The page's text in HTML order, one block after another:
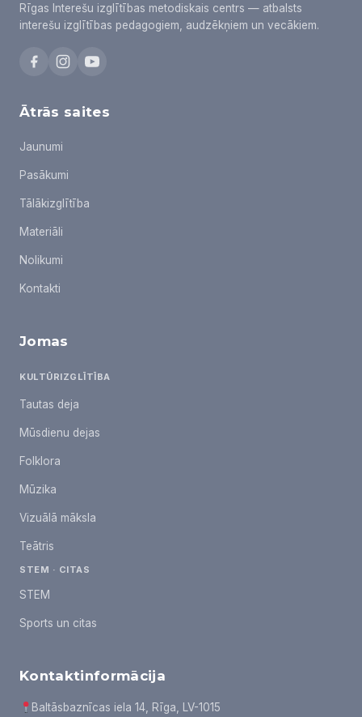
Rīgas Interešu izglītības metodiskais centrs — atbalsts
interešu izglītības pedagogiem, audzēkņiem un vecākiem.
Ātrās saites
Jaunumi
Pasākumi
Tālākizglītība
Materiāli
Nolikumi
Kontakti
Jomas
KULTŪRIZGLĪTĪBA
Tautas deja
Mūsdienu dejas
Folklora
Mūzika
Vizuālā māksla
Teātris
STEM · CITAS
STEM
Sports un citas
Kontaktinformācija
Baltāsbaznīcas iela 14, Rīga, LV-1015